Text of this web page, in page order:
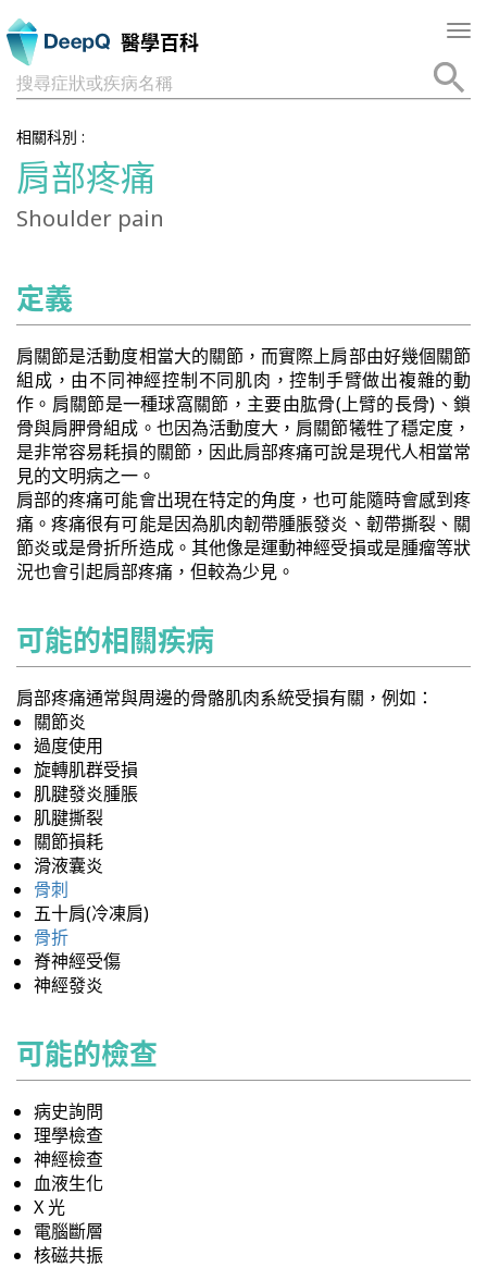
醫學百科
搜尋症狀或疾病名稱
相關科別 :
肩部疼痛
Shoulder pain
定義
肩關節是活動度相當大的關節，而實際上肩部由好幾個關節
組成，由不同神經控制不同肌肉，控制手臂做出複雜的動
作。肩關節是一種球窩關節，主要由肱骨(上臂的長骨)、鎖
骨與肩胛骨組成。也因為活動度大，肩關節犧牲了穩定度，
是非常容易耗損的關節，因此肩部疼痛可說是現代人相當常
見的文明病之一。
肩部的疼痛可能會出現在特定的角度，也可能隨時會感到疼
痛。疼痛很有可能是因為肌肉韌帶腫脹發炎、韌帶撕裂、關
節炎或是骨折所造成。其他像是運動神經受損或是腫瘤等狀
況也會引起肩部疼痛，但較為少見。
可能的相關疾病
肩部疼痛通常與周邊的骨骼肌肉系統受損有關，例如：
關節炎
過度使用
旋轉肌群受損
肌腱發炎腫脹
肌腱撕裂
關節損耗
滑液囊炎
骨刺
五十肩(冷凍肩)
骨折
脊神經受傷
神經發炎
可能的檢查
病史詢問
理學檢查
神經檢查
血液生化
X 光
電腦斷層
核磁共振